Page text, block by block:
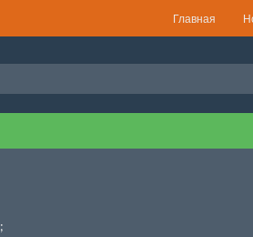
Главная